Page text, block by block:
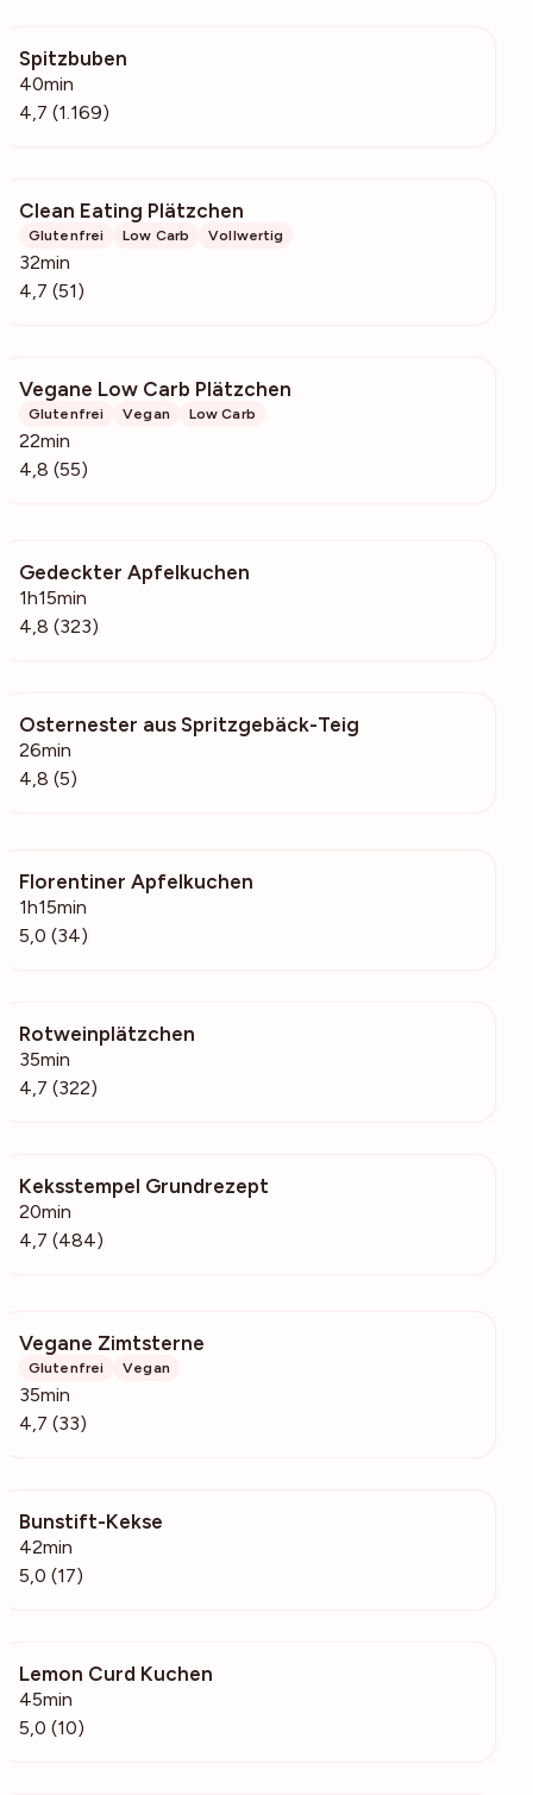
Spitzbuben
40min
4,7 (1.169)
Clean Eating Plätzchen
Glutenfrei Low Carb Vollwertig
32min
4,7 (51)
Vegane Low Carb Plätzchen
Glutenfrei Vegan Low Carb
22min
4,8 (55)
Gedeckter Apfelkuchen
1h15min
4,8 (323)
Osternester aus Spritzgebäck-Teig
26min
4,8 (5)
Florentiner Apfelkuchen
1h15min
5,0 (34)
Rotweinplätzchen
35min
4,7 (322)
Keksstempel Grundrezept
20min
4,7 (484)
Vegane Zimtsterne
Glutenfrei Vegan
35min
4,7 (33)
Bunstift-Kekse
42min
5,0 (17)
Lemon Curd Kuchen
45min
5,0 (10)